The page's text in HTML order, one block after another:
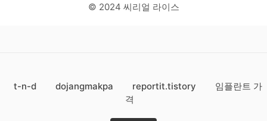
© 2024 씨리얼 라이스
t-n-d dojangmakpa reportit.tistory
임플란트 가
격